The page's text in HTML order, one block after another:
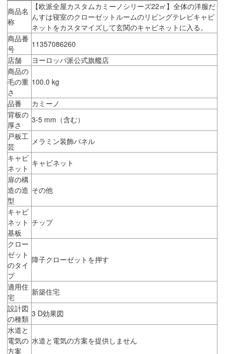
商品名
称
【欧派全屋カスタムカミーノシリーズ22㎡】全体の洋服だ
んすは寝室のクローゼットルームのリビングテレビキャビ
ネットをカスタマイズして玄関のキャビネットに入る。
商品番
号
11357086260
店舗
ヨーロッパ派公式旗艦店
商品の
毛の重
さ
100.0 kg
品番
カミーノ
背板の
厚さ
3-5 mm（含む）
戸板工
芸
メラミン装飾パネル
キャビ
ネット
キャビネット
扉の構
造の造
型
その他
キャビ
ネット
基板
チップ
クロー
ゼット
のタイ
プ
障子クローゼットを押す
適用住
宅
新築住宅
設計図
の種類
3 D効果図
水道と
電気の
方案
水道と電気の方案を提供しません